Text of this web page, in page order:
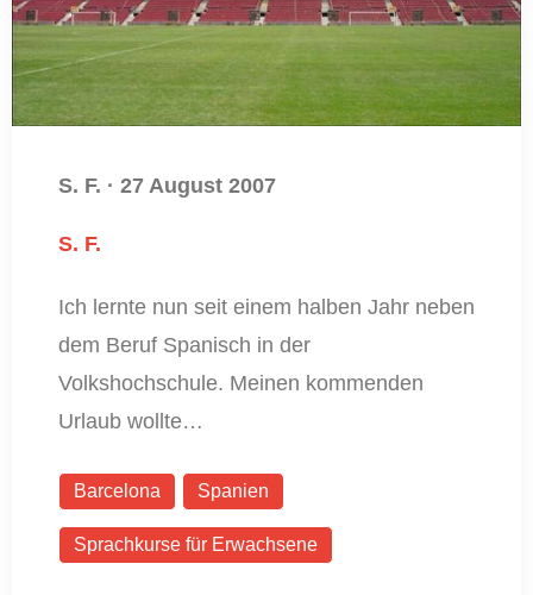
S. F. · 27 August 2007
S. F.
Ich lernte nun seit einem halben Jahr neben
dem Beruf Spanisch in der
Volkshochschule. Meinen kommenden
Urlaub wollte…
Barcelona Spanien
Sprachkurse für Erwachsene